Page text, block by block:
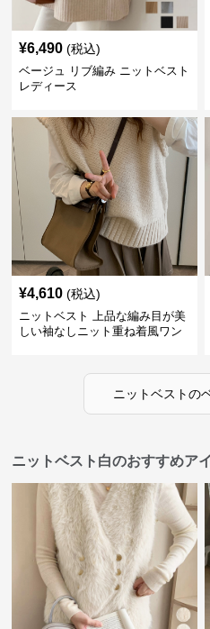
¥6,490 (税込)
ベージュ リブ編み ニットベスト
レディース
¥4,610 (税込)
ニットベスト 上品な編み目が美
しい袖なしニット重ね着風ワン
ニットベストの
ニットベスト白のおすすめア